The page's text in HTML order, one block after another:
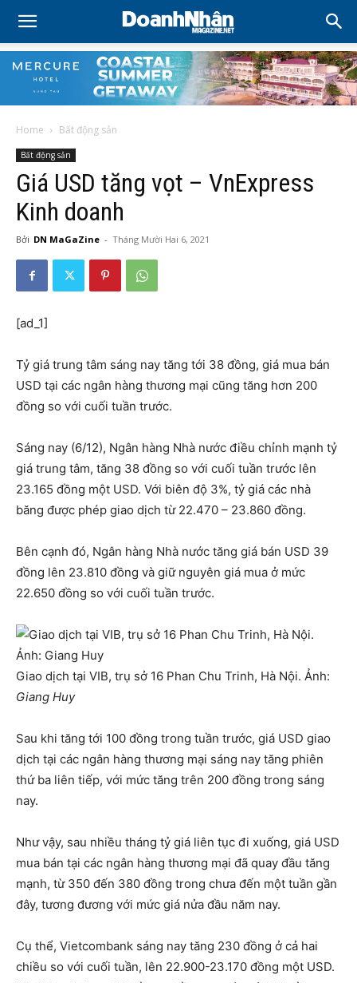
Home Bất động sản
Bất động sản
Giá USD tăng vọt – VnExpress
Kinh doanh
Bởi DN MaGaZine - Tháng Mười Hai 6, 2021
[ad_1]
Tỷ giá trung tâm sáng nay tăng tới 38 đồng, giá mua bán
USD tại các ngân hàng thương mại cũng tăng hơn 200
đồng so với cuối tuần trước.
Sáng nay (6/12), Ngân hàng Nhà nước điều chỉnh mạnh tỷ
giá trung tâm, tăng 38 đồng so với cuối tuần trước lên
23.165 đồng một USD. Với biên độ 3%, tỷ giá các nhà
băng được phép giao dịch từ 22.470 – 23.860 đồng.
Bên cạnh đó, Ngân hàng Nhà nước tăng giá bán USD 39
đồng lên 23.810 đồng và giữ nguyên giá mua ở mức
22.650 đồng so với cuối tuần trước.
Giao dịch tại VIB, trụ sở 16 Phan Chu Trinh, Hà Nội. Ảnh:
Giang Huy
Sau khi tăng tới 100 đồng trong tuần trước, giá USD giao
dịch tại các ngân hàng thương mại sáng nay tăng phiên
thứ ba liên tiếp, với mức tăng trên 200 đồng trong sáng
nay.
Như vậy, sau nhiều tháng tỷ giá liên tục đi xuống, giá USD
mua bán tại các ngân hàng thương mại đã quay đầu tăng
mạnh, từ 350 đến 380 đồng trong chưa đến một tuần gần
đây, tương đương với mức giá nửa đầu năm nay.
Cụ thể, Vietcombank sáng nay tăng 230 đồng ở cả hai
chiều so với cuối tuần, lên 22.900-23.170 đồng một USD.